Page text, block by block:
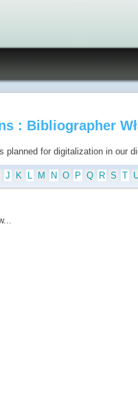
: Bibliographer
planned for digitalization in our
J K L M N O P Q R S T